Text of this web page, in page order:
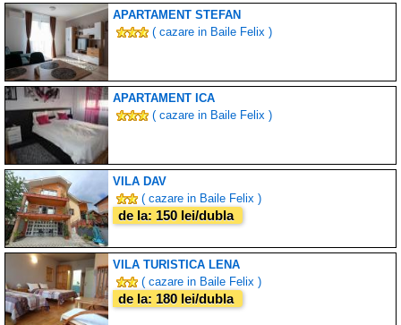
APARTAMENT STEFAN
( cazare in Baile Felix )
APARTAMENT ICA
( cazare in Baile Felix )
VILA DAV
( cazare in Baile Felix )
de la: 150 lei/dubla
VILA TURISTICA LENA
( cazare in Baile Felix )
de la: 180 lei/dubla